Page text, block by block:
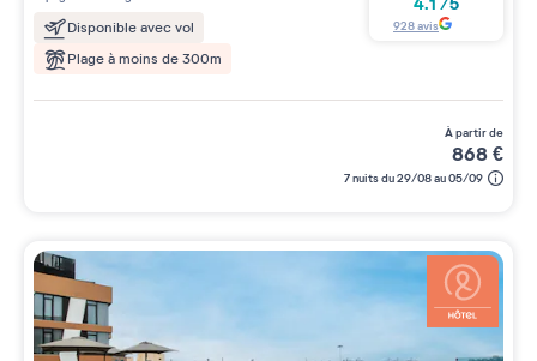
Disponible avec vol
Plage à moins de 300m
928avis
à partir de
868€
7 nuits du 29/08 au 05/09